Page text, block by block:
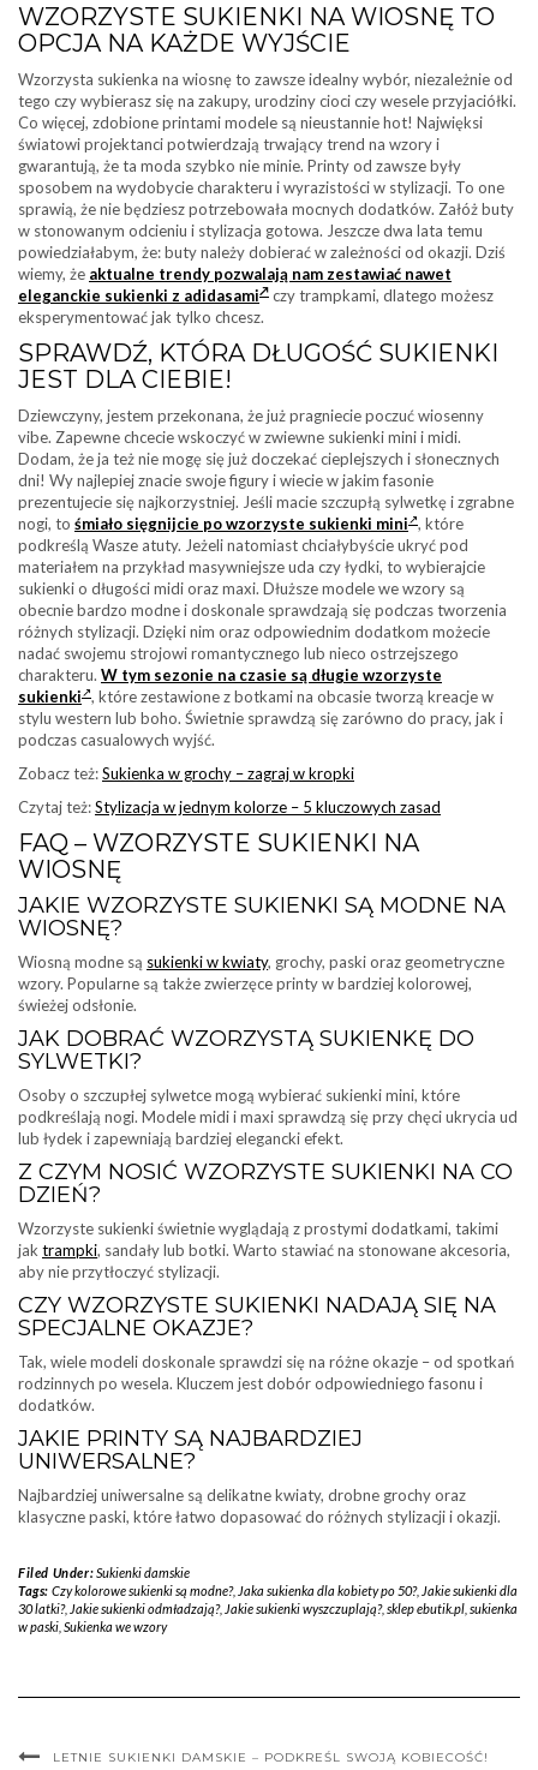
WZORZYSTE SUKIENKI NA WIOSNĘ TO
OPCJA NA KAŻDE WYJŚCIE
Wzorzysta sukienka na wiosnę to zawsze idealny wybór, niezależnie od
tego czy wybierasz się na zakupy, urodziny cioci czy wesele przyjaciółki.
Co więcej, zdobione printami modele są nieustannie hot! Najwięksi
światowi projektanci potwierdzają trwający trend na wzory i
gwarantują, że ta moda szybko nie minie. Printy od zawsze były
sposobem na wydobycie charakteru i wyrazistości w stylizacji. To one
sprawią, że nie będziesz potrzebowała mocnych dodatków. Załóż buty
w stonowanym odcieniu i stylizacja gotowa. Jeszcze dwa lata temu
powiedziałabym, że: buty należy dobierać w zależności od okazji. Dziś
wiemy, że aktualne trendy pozwalają nam zestawiać nawet
eleganckie sukienki z adidasami
czy trampkami, dlatego możesz
eksperymentować jak tylko chcesz.
SPRAWDŹ, KTÓRA DŁUGOŚĆ SUKIENKI
JEST DLA CIEBIE!
Dziewczyny, jestem przekonana, że już pragniecie poczuć wiosenny
vibe. Zapewne chcecie wskoczyć w zwiewne sukienki mini i midi.
Dodam, że ja też nie mogę się już doczekać cieplejszych i słonecznych
dni! Wy najlepiej znacie swoje figury i wiecie w jakim fasonie
prezentujecie się najkorzystniej. Jeśli macie szczupłą sylwetkę i zgrabne
nogi, to śmiało sięgnijcie po wzorzyste sukienki mini , które
podkreślą Wasze atuty. Jeżeli natomiast chciałybyście ukryć pod
materiałem na przykład masywniejsze uda czy łydki, to wybierajcie
sukienki o długości midi oraz maxi. Dłuższe modele we wzory są
obecnie bardzo modne i doskonale sprawdzają się podczas tworzenia
różnych stylizacji. Dzięki nim oraz odpowiednim dodatkom możecie
nadać swojemu strojowi romantycznego lub nieco ostrzejszego
charakteru. W tym sezonie na czasie są długie wzorzyste
sukienki , które zestawione z botkami na obcasie tworzą kreacje w
stylu western lub boho. Świetnie sprawdzą się zarówno do pracy, jak i
podczas casualowych wyjść.
Zobacz też:Sukienka w grochy – zagraj w kropki
Czytaj też:Stylizacja w jednym kolorze – 5 kluczowych zasad
FAQ – WZORZYSTE SUKIENKI NA
WIOSNĘ
JAKIE WZORZYSTE SUKIENKI SĄ MODNE NA
WIOSNĘ?
Wiosną modne są sukienki w kwiaty, grochy, paski oraz geometryczne
wzory. Popularne są także zwierzęce printy w bardziej kolorowej,
świeżej odsłonie.
JAK DOBRAĆ WZORZYSTĄ SUKIENKĘ DO
SYLWETKI?
Osoby o szczupłej sylwetce mogą wybierać sukienki mini, które
podkreślają nogi. Modele midi i maxi sprawdzą się przy chęci ukrycia ud
lub łydek i zapewniają bardziej elegancki efekt.
Z CZYM NOSIĆ WZORZYSTE SUKIENKI NA CO
DZIEŃ?
Wzorzyste sukienki świetnie wyglądają z prostymi dodatkami, takimi
jak trampki, sandały lub botki. Warto stawiać na stonowane akcesoria,
aby nie przytłoczyć stylizacji.
CZY WZORZYSTE SUKIENKI NADAJĄ SIĘ NA
SPECJALNE OKAZJE?
Tak, wiele modeli doskonale sprawdzi się na różne okazje – od spotkań
rodzinnych po wesela. Kluczem jest dobór odpowiedniego fasonu i
dodatków.
JAKIE PRINTY SĄ NAJBARDZIEJ
UNIWERSALNE?
Najbardziej uniwersalne są delikatne kwiaty, drobne grochy oraz
klasyczne paski, które łatwo dopasować do różnych stylizacji i okazji.
Filed Under:Sukienki damskie
Tags: Czy kolorowe sukienki są modne?, Jaka sukienka dla kobiety po 50?, Jakie sukienki dla
30 latki?, Jakie sukienki odmładzają?, Jakie sukienki wyszczuplają?, sklep ebutik.pl sukienka
w paski Sukienka we wzory
LETNIE SUKIENKI DAMSKIE – PODKREŚL SWOJĄ KOBIECOŚĆ!